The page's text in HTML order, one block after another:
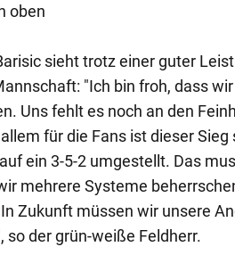
oben
sieht trotz einer guter
"Ich bin froh, dass
Uns fehlt es noch an den
für die Fans ist dieser Sieg
ein 3-5-2 umgestellt. Das
mehrere Systeme
Zukunft müssen wir unsere
so der grün-weiße Feldherr.